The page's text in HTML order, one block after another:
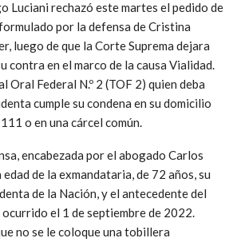
Luciani rechazó este martes el pedido de
por la defensa de Cristina
luego de que la Corte Suprema dejara
contra en el marco de la causa Vialidad.
Oral Federal N.º 2 (TOF 2) quien deba
cumple su condena en su domicilio
o en una cárcel común.
encabezada por el abogado Carlos
de la exmandataria, de 72 años, su
de la Nación, y el antecedente del
el 1 de septiembre de 2022.
no se le coloque una tobillera